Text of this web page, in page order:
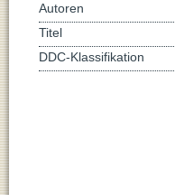
Autoren
Titel
DDC-Klassifikation